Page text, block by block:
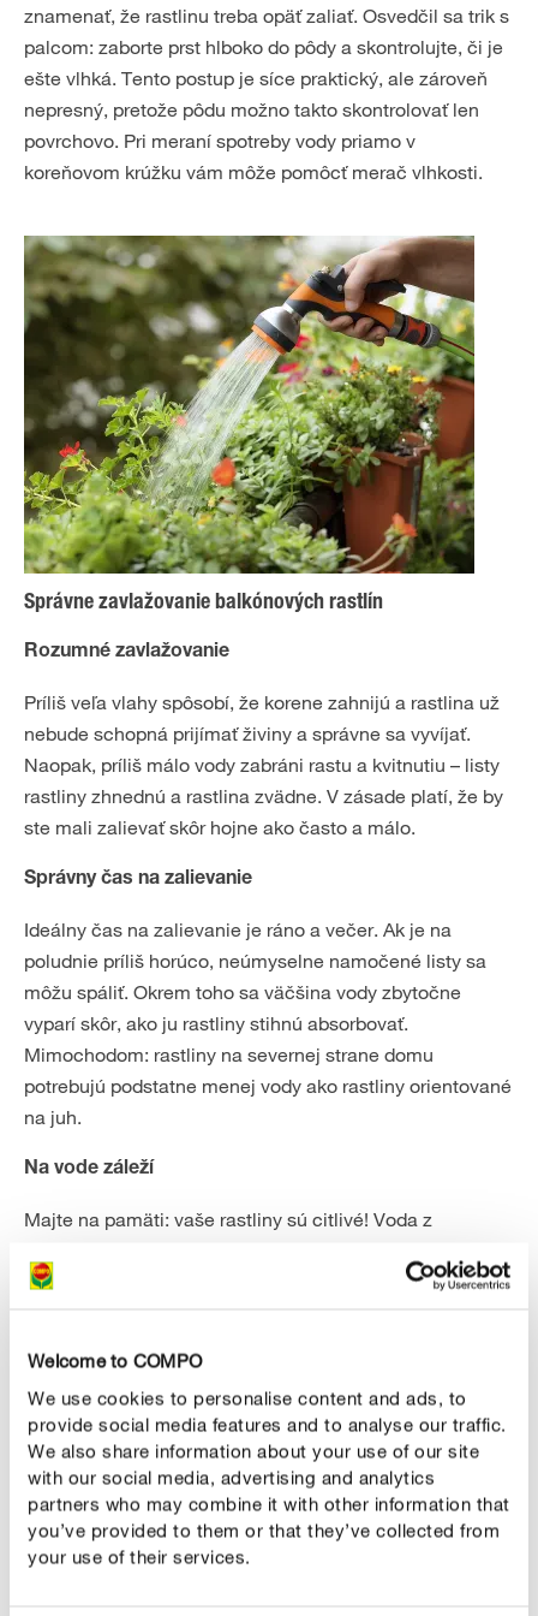
Welcome to COMPO
We use cookies to personalise content and ads, to
provide social media features and to analyse our traffic.
We also share information about your use of our site
with our social media, advertising and analytics
partners who may combine it with other information that
you’ve provided to them or that they’ve collected from
your use of their services.
znamenať, že rastlinu treba opäť zaliať. Osvedčil sa trik s
palcom: zaborte prst hlboko do pôdy a skontrolujte, či je
ešte vlhká. Tento postup je síce praktický, ale zároveň
nepresný, pretože pôdu možno takto skontrolovať len
povrchovo. Pri meraní spotreby vody priamo v
koreňovom krúžku vám môže pomôcť merač vlhkosti.
Správne zavlažovanie balkónových rastlín
Rozumné zavlažovanie
Príliš veľa vlahy spôsobí, že korene zahnijú a rastlina už
nebude schopná prijímať živiny a správne sa vyvíjať.
Naopak, príliš málo vody zabráni rastu a kvitnutiu – listy
rastliny zhnednú a rastlina zvädne. V zásade platí, že by
ste mali zalievať skôr hojne ako často a málo.
Správny čas na zalievanie
Ideálny čas na zalievanie je ráno a večer. Ak je na
poludnie príliš horúco, neúmyselne namočené listy sa
môžu spáliť. Okrem toho sa väčšina vody zbytočne
vyparí skôr, ako ju rastliny stihnú absorbovať.
Mimochodom: rastliny na severnej strane domu
potrebujú podstatne menej vody ako rastliny orientované
na juh.
Na vode záleží
Majte na pamäti: vaše rastliny sú citlivé! Voda z
Najmä v oblastiach s tvrdou vodou sa odporúča
prostredie!